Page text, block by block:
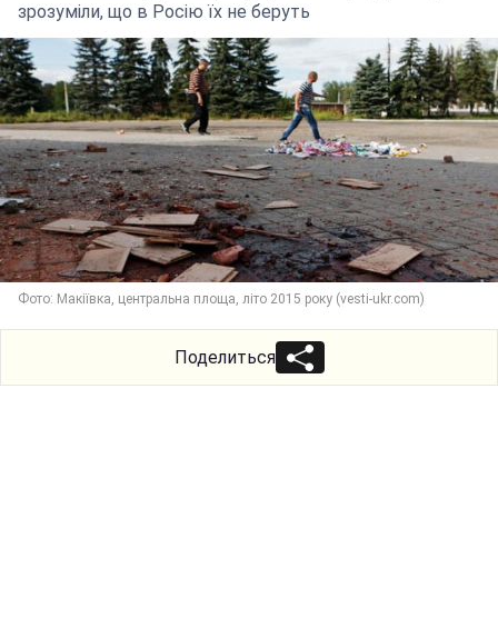
зрозуміли, що в Росію їх не беруть
Фото: Макіївка, центральна площа, літо 2015 року (vesti-ukr.com)
Поделиться